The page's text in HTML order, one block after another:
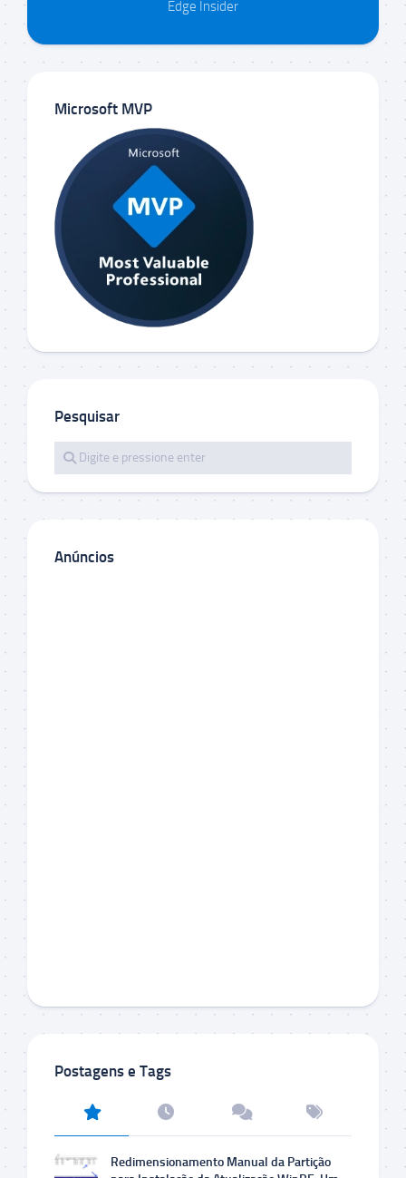
Edge Insider
Microsoft MVP
Pesquisar
Anúncios
Postagens e Tags
Redimensionamento Manual da Partição